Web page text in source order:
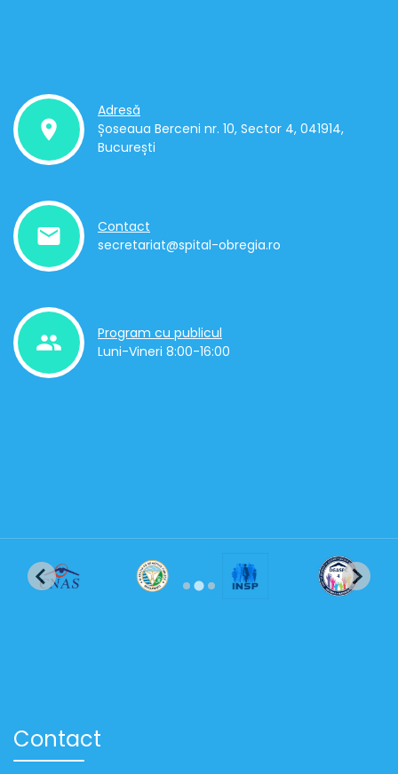
place
Adresă
Șoseaua Berceni nr. 10, Sector 4, 041914,
București
mail
Contact
secretariat@spital-obregia.ro
people
Program cu publicul
Luni-Vineri 8:00-16:00
Contact